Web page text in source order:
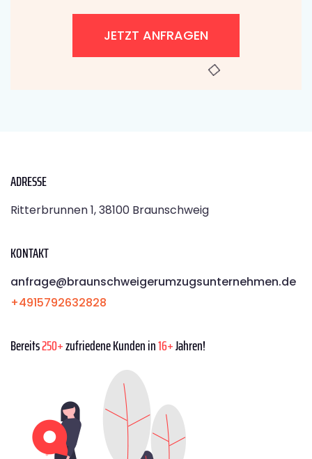
JETZT ANFRAGEN
ADRESSE
Ritterbrunnen 1, 38100 Braunschweig
KONTAKT
anfrage@braunschweigerumzugsunternehmen.de
+4915792632828
Bereits250+zufriedene Kunden in16+Jahren!